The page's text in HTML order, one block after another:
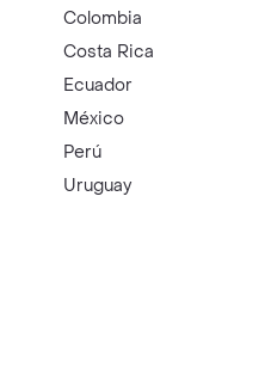
Colombia
Costa Rica
Ecuador
México
Perú
Uruguay